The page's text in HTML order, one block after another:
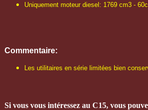
Uniquement moteur diesel: 1769 cm3 -
Commentaire:
Les utilitaires en série limitées bien
Si vous vous intéressez au C15, vous